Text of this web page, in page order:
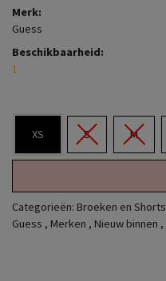
Merk:
Guess
Beschikbaarheid:
1
XS S M
Categorieën: Broeken en Shorts
Guess , Merken , Nieuw binnen ,